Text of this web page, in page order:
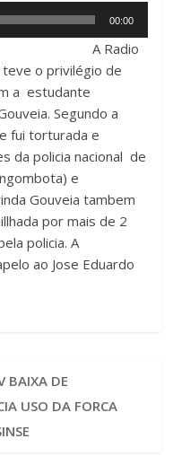
00:00
A Radio
o privilégio de
a estudante
Segundo a
fui torturada e
da policia nacional de
e
Gouveia tambem
por mais de 2
policia. A
ao Jose Eduardo
BAIXA DE
USO DA FORCA